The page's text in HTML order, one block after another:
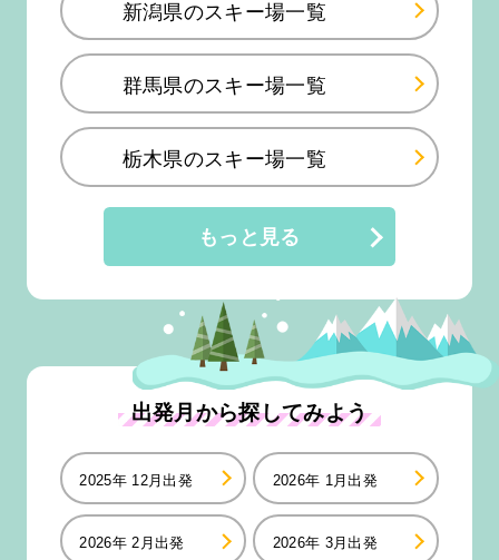
新潟県のスキー場一覧
群馬県のスキー場一覧
栃木県のスキー場一覧
もっと見る
出発月から探してみよう
2025年 12月出発 2026年 1月出発
2026年 2月出発 2026年 3月出発